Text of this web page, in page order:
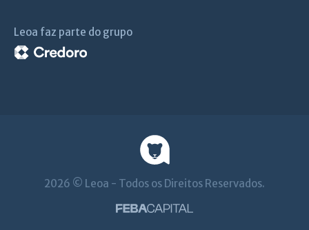
Leoa faz parte do grupo
2026 © Leoa - Todos os Direitos Reservados.